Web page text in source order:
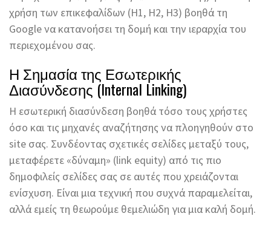
χρήση των επικεφαλίδων (H1, H2, H3) βοηθά τη
Google να κατανοήσει τη δομή και την ιεραρχία του
περιεχομένου σας.
Η Σημασία της Εσωτερικής
Διασύνδεσης (Internal Linking)
Η εσωτερική διασύνδεση βοηθά τόσο τους χρήστες
όσο και τις μηχανές αναζήτησης να πλοηγηθούν στο
site σας. Συνδέοντας σχετικές σελίδες μεταξύ τους,
μεταφέρετε «δύναμη» (link equity) από τις πιο
δημοφιλείς σελίδες σας σε αυτές που χρειάζονται
ενίσχυση. Είναι μια τεχνική που συχνά παραμελείται,
αλλά εμείς τη θεωρούμε θεμελιώδη για μια καλή δομή.